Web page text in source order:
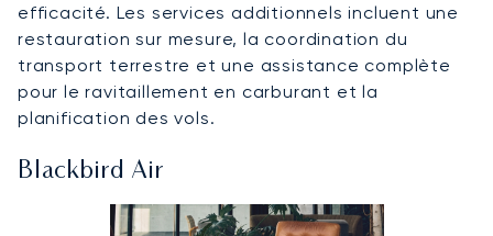
efficacité. Les services additionnels incluent une
restauration sur mesure, la coordination du
transport terrestre et une assistance complète
pour le ravitaillement en carburant et la
planification des vols.
Blackbird Air